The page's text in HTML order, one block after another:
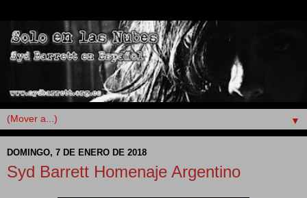
▼
DOMINGO, 7 DE ENERO DE 2018
Syd Barrett Homenaje Argentino